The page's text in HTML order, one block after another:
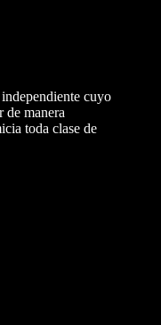
cuyo
de manera
toda clase de